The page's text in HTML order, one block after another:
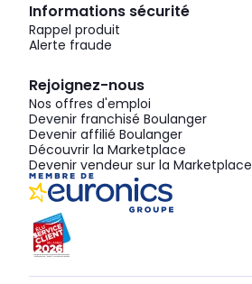
Informations sécurité
Rappel produit
Alerte fraude
Rejoignez-nous
Nos offres d'emploi
Devenir franchisé Boulanger
Devenir affilié Boulanger
Découvrir la Marketplace
Devenir vendeur sur la Marketplace